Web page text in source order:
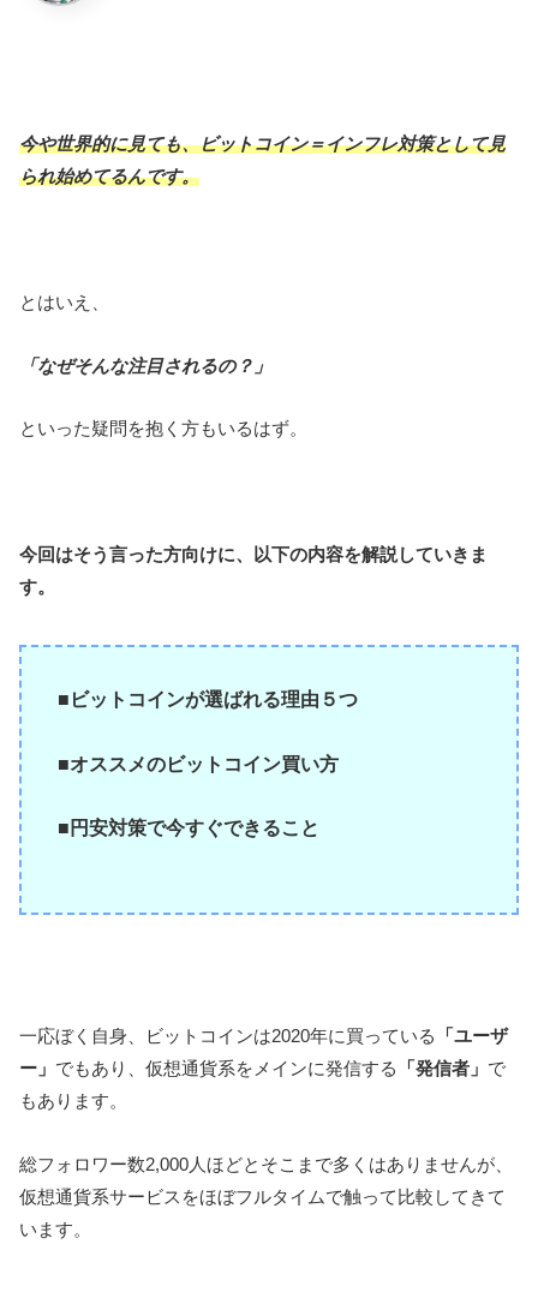
今や世界的に見ても、ビットコイン＝インフレ対策として見
られ始めてるんです。
とはいえ、
「なぜそんな注目されるの？」
といった疑問を抱く方もいるはず。
今回はそう言った方向けに、以下の内容を解説していきま
す。
■ビットコインが選ばれる理由５つ
■オススメのビットコイン買い方
■円安対策で今すぐできること
一応ぼく自身、ビットコインは2020年に買っている
「ユーザ
ー」 でもあり、仮想通貨系をメインに発信する 「発信者」 で
もあります。
総フォロワー数2,000人ほどとそこまで多くはありませんが、
仮想通貨系サービスをほぼフルタイムで触って比較してきて
います。